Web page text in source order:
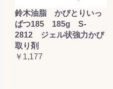
鈴木油脂 かびとりいっ
ぱつ185 185g S-
2812 ジェル状強力かび
取り剤
￥1,177